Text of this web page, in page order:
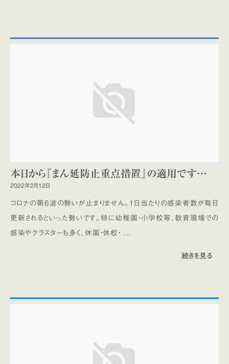
本日から『まん延防止重点措置』の適用です…
2022年2月12日
コロナの第6波の勢いが止まりません。1日当たりの感染者数が毎日
更新されるといった勢いです。特に幼稚園・小学校等、教育現場での
感染やクラスターも多く、休園・休校・ ...
続きを見る